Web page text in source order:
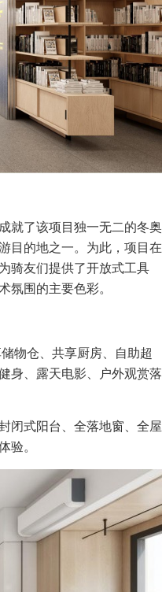
就了该项目独一无二的冬奥
目的地之一。为此，项目在
骑友们提供了开放式工具
氛围的主要色彩。
物仓、共享厨房、自助超
身、露天电影、户外观赏落
闭式阳台、全落地窗、全屋
验。